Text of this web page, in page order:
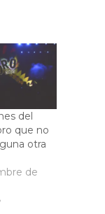
del
que no
otra
de